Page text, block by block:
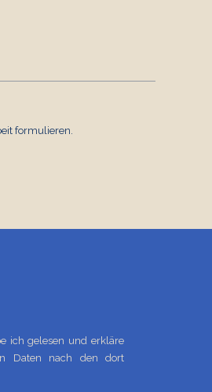
formulieren.
ich gelesen und erkläre
Daten nach den dort